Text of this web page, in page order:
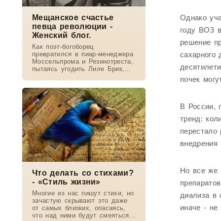
Мещанское счастье
певца революции -
Женский блог.
Как поэт-богоборец
превратился в пиар-менеджера
Моссельпрома и Резинотреста,
пытаясь угодить Лиле Брик,
стал советским буржуа, а не
вторым
Что делать со стихами?
- «Стиль жизни»
Многие из нас пишут стихи, но
зачастую скрывают это даже
от самых близких, опасаясь,
что над ними будут смеяться
Однако
году ВОЗ
решение
сахарного
почек
В России,
тренд:
внедрения
Но все же
диализа в
иначе - не